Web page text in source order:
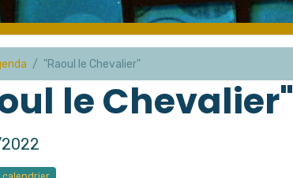
"Raoul le Chevalier"
le Chevalier"